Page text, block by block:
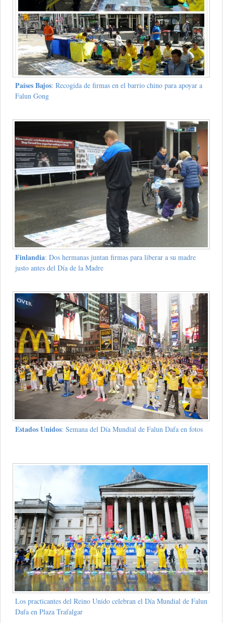
Países Bajos: Recogida de firmas en el barrio chino para apoyar a
Falun Gong
Finlandia: Dos hermanas juntan firmas para liberar a su madre
justo antes del Día de la Madre
Estados Unidos: Semana del Día Mundial de Falun Dafa en fotos
Los practicantes del Reino Unido celebran el Día Mundial de Falun
Dafa en Plaza Trafalgar